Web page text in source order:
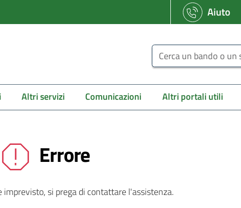
Aiuto
Cerca un bando o un servizio
Altri servizi Comunicazioni Altri portali utili
Errore
imprevisto, si prega di contattare l'assistenza.